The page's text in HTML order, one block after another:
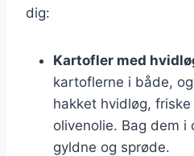
dig:
Kartofler med
kartoflerne i både,
hakket hvidløg,
olivenolie. Bag dem i
gyldne og sprøde.